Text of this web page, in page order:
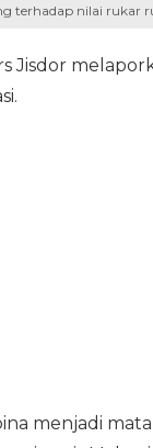
terhadap nilai rukar
Jisdor
menjadi